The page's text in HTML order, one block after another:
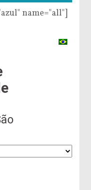
name="all"]